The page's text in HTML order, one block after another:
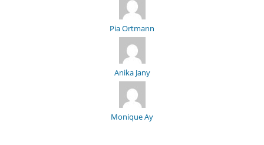
Pia Ortmann
Anika Jany
Monique Ay